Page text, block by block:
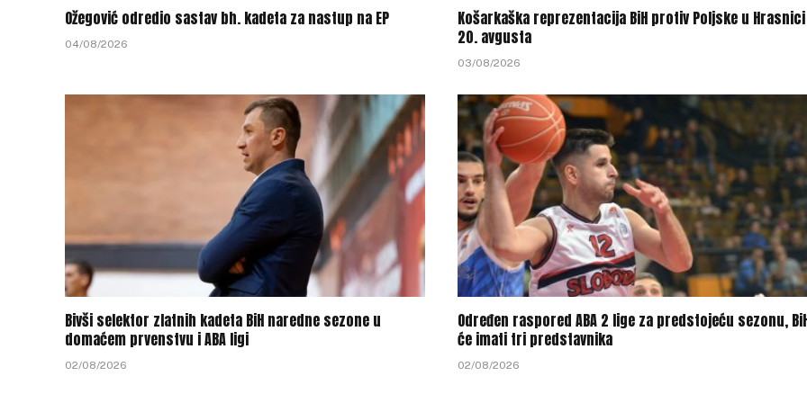
Ožegović odredio sastav bh. kadeta za nastup na EP
04/08/2026
Košarkaška reprezentacija BiH protiv Poljske u Hrasnici
20. avgusta
03/08/2026
Bivši selektor zlatnih kadeta BiH naredne sezone u
domaćem prvenstvu i ABA ligi
02/08/2026
Određen raspored ABA 2 lige za predstojeću sezonu,
će imati tri predstavnika
02/08/2026